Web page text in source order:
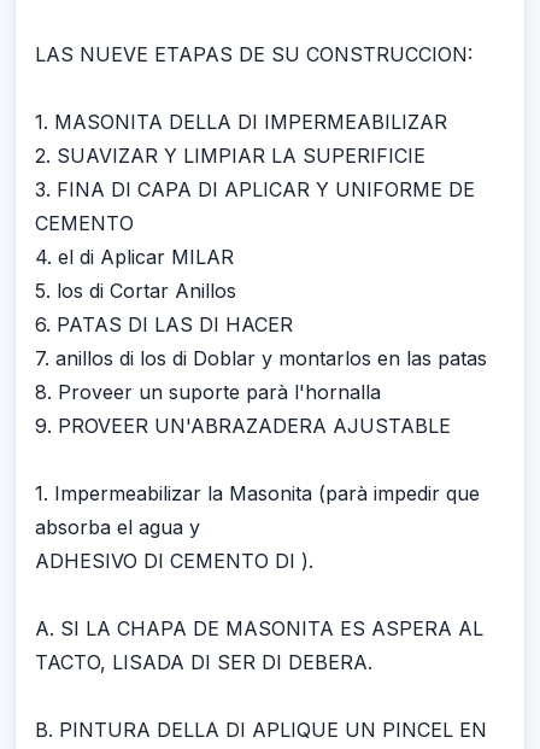
LAS NUEVE ETAPAS DE SU CONSTRUCCION:
1. MASONITA DELLA DI IMPERMEABILIZAR
2. SUAVIZAR Y LIMPIAR LA SUPERIFICIE
3. FINA DI CAPA DI APLICAR Y UNIFORME DE
CEMENTO
4. el di Aplicar MILAR
5. los di Cortar Anillos
6. PATAS DI LAS DI HACER
7. anillos di los di Doblar y montarlos en las patas
8. Proveer un suporte parà l'hornalla
9. PROVEER UN'ABRAZADERA AJUSTABLE
1. Impermeabilizar la Masonita (parà impedir que
absorba el agua y
ADHESIVO DI CEMENTO DI ).
A. SI LA CHAPA DE MASONITA ES ASPERA AL
TACTO, LISADA DI SER DI DEBERA.
B. PINTURA DELLA DI APLIQUE UN PINCEL EN